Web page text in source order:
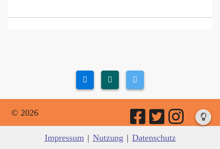
© 2026
Impressum | Nutzung | Datenschutz